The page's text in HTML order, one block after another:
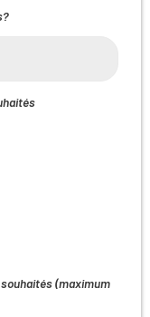
(maximum